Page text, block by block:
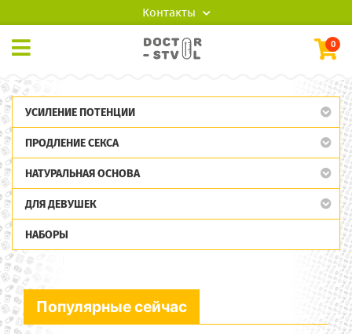
Контакты
0
УСИЛЕНИЕ ПОТЕНЦИИ
ПРОДЛЕНИЕ СЕКСА
НАТУРАЛЬНАЯ ОСНОВА
ДЛЯ ДЕВУШЕК
НАБОРЫ
Популярные сейчас